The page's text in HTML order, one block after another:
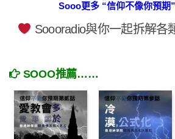
Sooo更多 “信仰不像你預期
Soooradio與你一起拆解各
SOOO推薦……